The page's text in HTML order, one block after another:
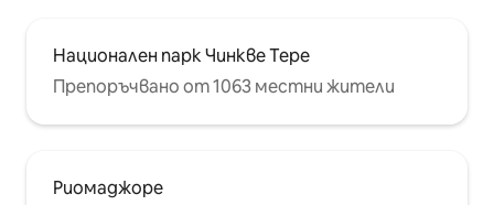
Национален парк Чинкве Тере
Препоръчвано от 1063 местни жители
Риомаджоре